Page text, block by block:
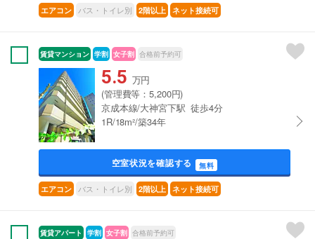
エアコン バス・トイレ別 2階以上 ネット接続可
賃貸マンション 学割 女子割 合格前予約可
5.5 万円
(管理費等：5,200円)
京成本線/大神宮下駅 徒歩4分
1R/18m²/築34年
空室状況を確認する 無料
エアコン バス・トイレ別 2階以上 ネット接続可
賃貸アパート 学割 女子割 合格前予約可